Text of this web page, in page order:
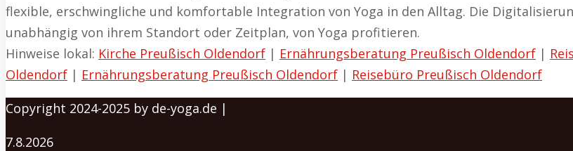
flexible, erschwingliche und komfortable Integration von Yoga in den Alltag. Die
unabhängig von ihrem Standort oder Zeitplan, von Yoga profitieren.
Hinweise lokal: Kirche Preußisch Oldendorf | Ernährungsberatung Preußisch Oldendorf |
Oldendorf | Ernährungsberatung Preußisch Oldendorf | Reisebüro Preußisch Oldendorf
Copyright 2024-2025 by de-yoga.de |
7.8.2026